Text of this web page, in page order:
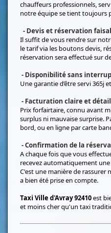
chauffeurs professionnels,
notre équipe se tient toujours
- Devis et réservation
Il suffit de vous rendre sur
le tarif via les boutons devis,
réservation sera effectué sur
- Disponibilité sans
Une garantie d’être servi 365j
- Facturation claire et
Prix forfairtaire, connu avant
surplus ni mauvaise surprise.
bord, ou en ligne par carte
- Confirmation de la
A chaque fois que vous
recevez automatiquement
C'est une manière de rassurer
a bien été prise en compte.
Taxi Ville d'Avray 92410est
et moins cher qu'un taxi